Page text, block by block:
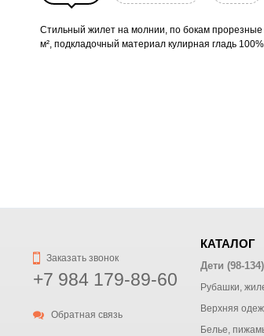
Стильный жилет на молнии, по бокам
м², подкладочный материал кулирная гладь
Заказать звонок
+7 984 179-89-60
Обратная связь
КАТАЛОГ
Дети (98-134)
Рубашки,
Верхняя
Белье,